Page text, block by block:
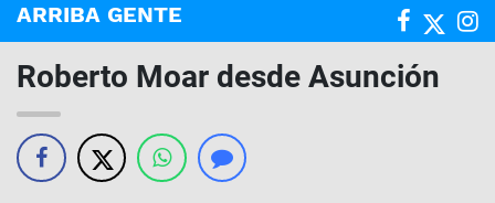
ARRIBA GENTE
Roberto Moar desde Asunción